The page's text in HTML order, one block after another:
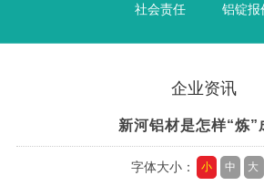
社会责任 铝锭报
企业资讯
新河铝材是怎样“炼”
字体大小： 小 中 大